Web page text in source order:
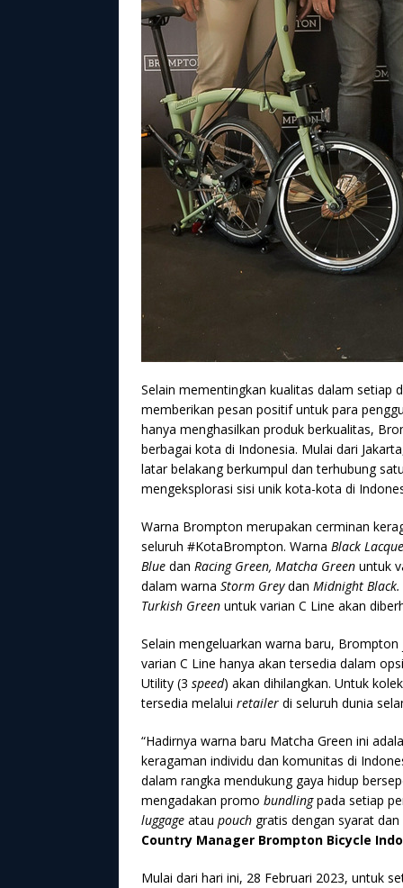
Selain mementingkan kualitas dalam setiap
memberikan pesan positif untuk para
hanya menghasilkan produk berkualitas,
berbagai kota di Indonesia. Mulai dari
latar belakang berkumpul dan terhubung
mengeksplorasi sisi unik kota-kota di
Warna Brompton merupakan cerminan
seluruh #KotaBrompton. Warna Black
Blue dan Racing Green, Matcha Green untuk
dalam warna Storm Greydan Midnight Black.
Turkish Green untuk varian C Line akan
Selain mengeluarkan warna baru,
varian C Line hanya akan tersedia dalam
Utility (3 speed) akan dihilangkan. Untuk
tersedia melalui retailer di seluruh dunia
“Hadirnya warna baru Matcha Green ini
keragaman individu dan komunitas di
dalam rangka mendukung gaya hidup
mengadakan promo bundlingpada setiap
luggage atau pouch gratis dengan syarat
Country Manager Brompton Bicycle
Mulai dari hari ini, 28 Februari 2023, untuk